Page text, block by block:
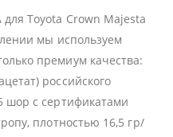
Toyota Crown Majesta
мы используем
премиум качества:
российского
шор с сертификатами
плотностью 16,5 гр/